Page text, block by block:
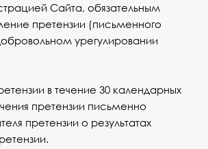
Сайта, обязательным
претензии (письменного
урегулировании
в течение 30 календарных
претензии письменно
претензии о результатах